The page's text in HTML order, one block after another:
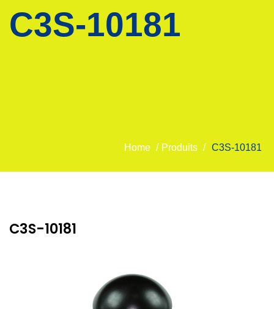
C3S-10181
Home / Produits / C3S-10181
C3S-10181